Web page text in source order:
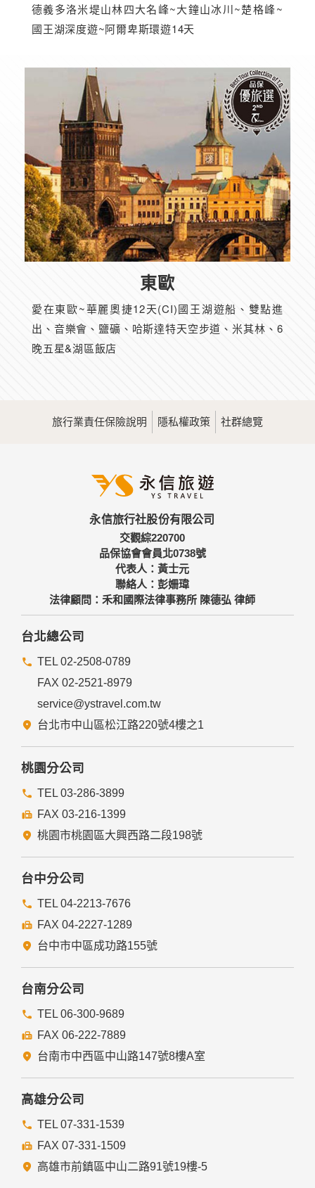
德義多洛米堤山林四大名峰~大鐘山冰川~楚格峰~
國王湖深度遊~阿爾卑斯環遊14天
東歐
愛在東歐~華麗奧捷12天(CI)國王湖遊船、雙點進
出、音樂會、鹽礦、哈斯達特天空步道、米其林、6
晚五星&湖區飯店
旅行業責任保險說明 隱私權政策 社群總覽
永信旅行社股份有限公司
交觀綜220700
品保協會會員北0738號
代表人：黃士元
聯絡人：彭姍瑋
法律顧問：禾和國際法律事務所 陳德弘 律師
台北總公司
TEL 02-2508-0789
FAX 02-2521-8979
service@ystravel.com.tw
台北市中山區松江路220號4樓之1
桃園分公司
TEL 03-286-3899
FAX 03-216-1399
桃園市桃園區大興西路二段198號
台中分公司
TEL 04-2213-7676
FAX 04-2227-1289
台中市中區成功路155號
台南分公司
TEL 06-300-9689
FAX 06-222-7889
台南市中西區中山路147號8樓A室
高雄分公司
TEL 07-331-1539
FAX 07-331-1509
高雄市前鎮區中山二路91號19樓-5